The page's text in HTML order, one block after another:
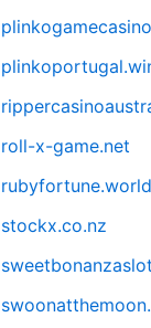
roll-x-game.net
rubyfortune.world
stockx.co.nz